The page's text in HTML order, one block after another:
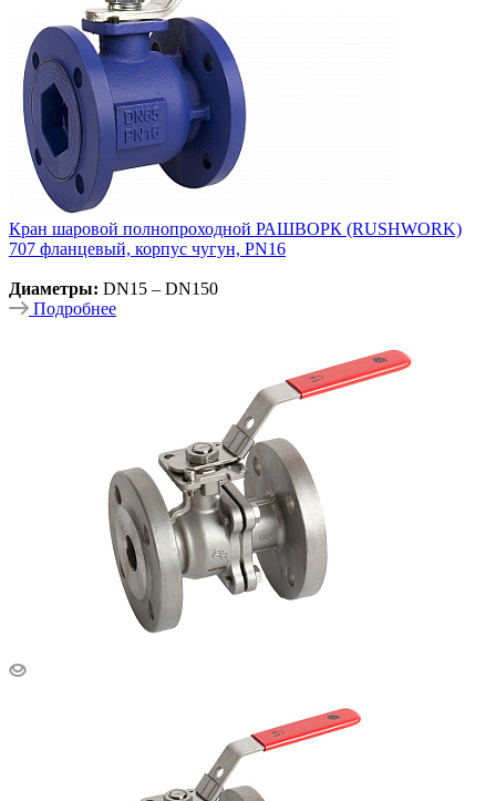
Кран шаровой полнопроходной РАШВОРК (RUSHWORK)
707 фланцевый, корпус чугун, PN16
Диаметры: DN15 – DN150
Подробнее